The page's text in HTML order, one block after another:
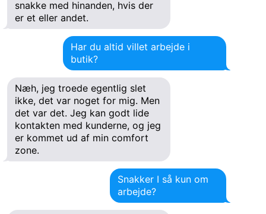
snakke med hinanden, hvis der
er et eller andet.
Har du altid villet arbejde i
butik?
Næh, jeg troede egentlig slet
ikke, det var noget for mig. Men
det var det. Jeg kan godt lide
kontakten med kunderne, og jeg
er kommet ud af min comfort
zone.
Snakker I så kun om
arbejde?